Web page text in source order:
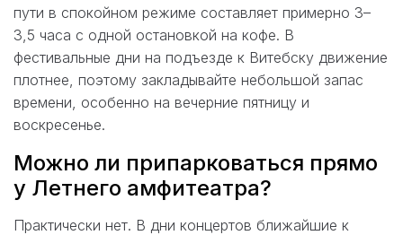
пути в спокойном режиме составляет примерно 3–
3,5 часа с одной остановкой на кофе. В
фестивальные дни на подъезде к Витебску движение
плотнее, поэтому закладывайте небольшой запас
времени, особенно на вечерние пятницу и
воскресенье.
Можно ли припарковаться прямо
у Летнего амфитеатра?
Практически нет. В дни концертов ближайшие к